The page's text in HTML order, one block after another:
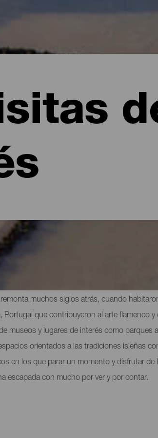
muchos siglos atrás, cuando
que contribuyeron al arte flamenco y
museos y lugares de interés como parques
orientados a las tradiciones isleñas
en los que parar un momento y disfrutar de
escapada con mucho por ver y por contar.